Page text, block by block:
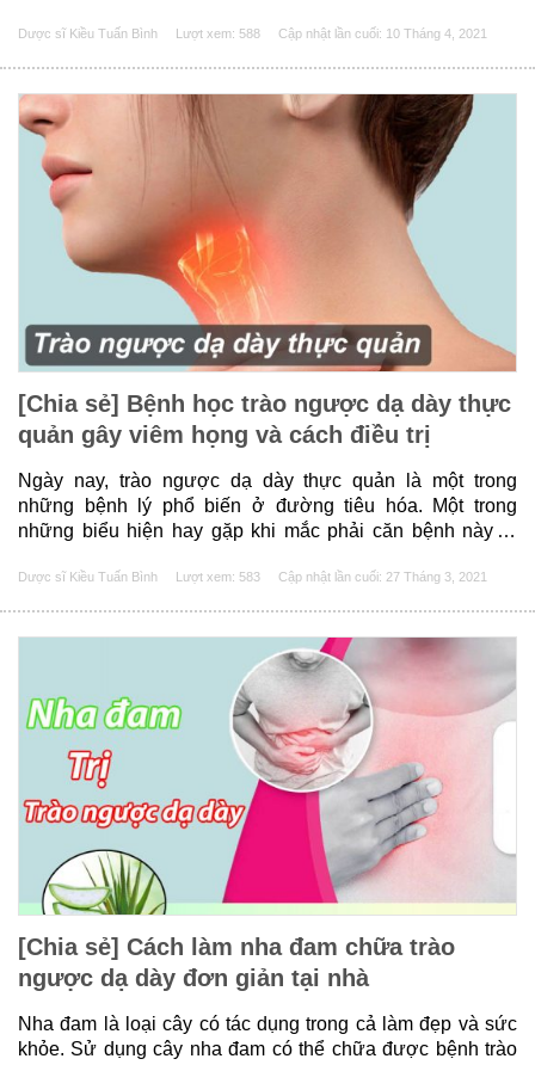
làm gì khi bị trào ngược dạ dày......
Dược sĩ Kiều Tuấn Bình Lượt xem: 588 Cập nhật lần cuối: 10 Tháng 4, 2021
[Chia sẻ] Bệnh học trào ngược dạ dày thực
quản gây viêm họng và cách điều trị
Ngày nay, trào ngược dạ dày thực quản là một trong
những bệnh lý phổ biến ở đường tiêu hóa. Một trong
những biểu hiện hay gặp khi mắc phải căn bệnh này là
cuộc sống của người bệnh. Hãy cùng chúng tôi tìm
hiểu......
Dược sĩ Kiều Tuấn Bình Lượt xem: 583 Cập nhật lần cuối: 27 Tháng 3, 2021
[Chia sẻ] Cách làm nha đam chữa trào
ngược dạ dày đơn giản tại nhà
Nha đam là loại cây có tác dụng trong cả làm đẹp và sức
khỏe. Sử dụng cây nha đam có thể chữa được bệnh trào